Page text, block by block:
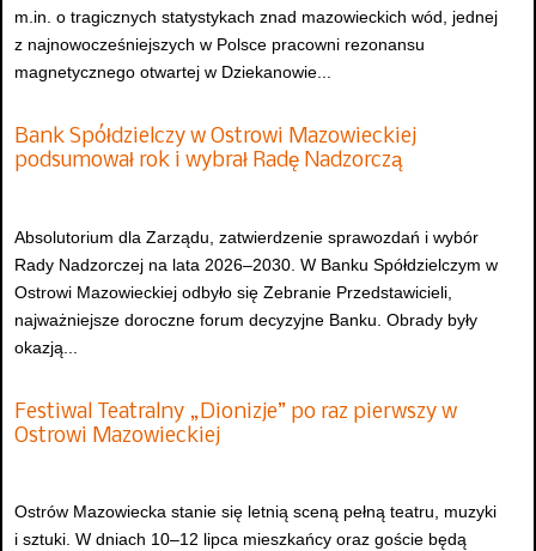
m.in. o tragicznych statystykach znad mazowieckich wód, jednej
z najnowocześniejszych w Polsce pracowni rezonansu
magnetycznego otwartej w Dziekanowie...
Bank Spółdzielczy w Ostrowi Mazowieckiej
podsumował rok i wybrał Radę Nadzorczą
Absolutorium dla Zarządu, zatwierdzenie sprawozdań i wybór
Rady Nadzorczej na lata 2026–2030. W Banku Spółdzielczym w
Ostrowi Mazowieckiej odbyło się Zebranie Przedstawicieli,
najważniejsze doroczne forum decyzyjne Banku. Obrady były
okazją...
Festiwal Teatralny „Dionizje” po raz pierwszy w
Ostrowi Mazowieckiej
Ostrów Mazowiecka stanie się letnią sceną pełną teatru, muzyki
i sztuki. W dniach 10–12 lipca mieszkańcy oraz goście będą